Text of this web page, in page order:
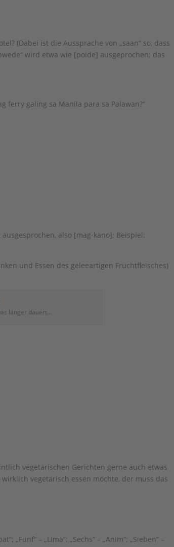
(Dabei ist die Aussprache von „saan“ so, dass
wird etwa wie [poide] ausgeprochen; das
ferry galing sa Manila para sa Palawan?“
ausgesprochen, also [mag-kano]; Beispiel:
und Essen des geleeartigen Fruchtfleisches)
länger dauert…
vegetarischen Gerichten gerne auch etwas
vegetarisch essen möchte, der muss das
„Fünf“ – „Lima“; „Sechs“ – „Anim“; „Sieben“ –